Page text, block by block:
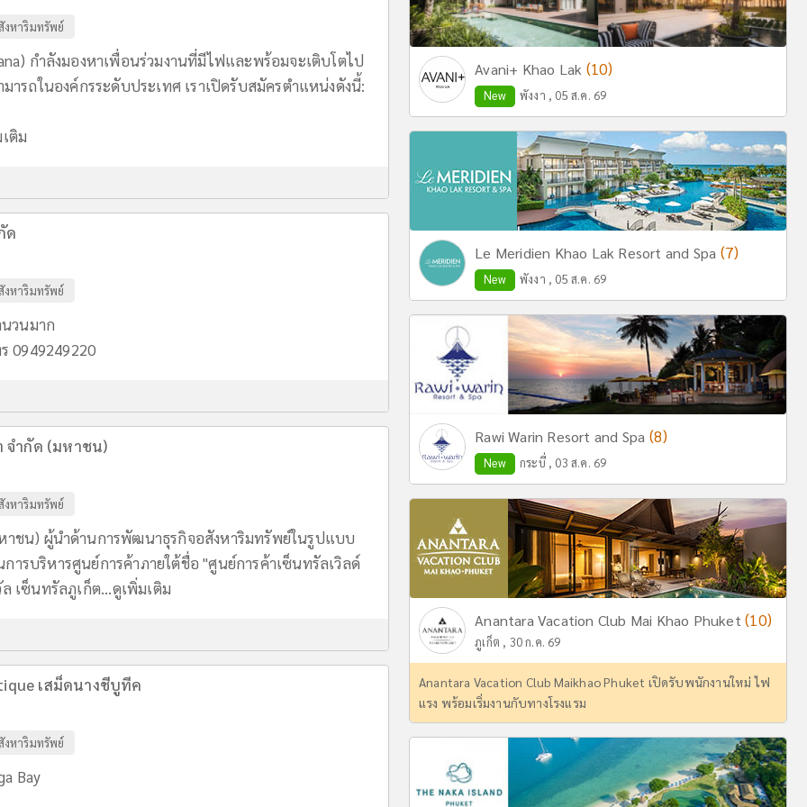
งหาริมทรัพย์
กำลังมองหาเพื่อนร่วมงานที่มีไฟและพร้อมจะเติบโตไป
ารถในองค์กรระดับประเทศ เราเปิดรับสมัครตำแหน่งดังนี้:
ติม
ด
งหาริมทรัพย์
วนมาก
0949249220
ำกัด (มหาชน)
งหาริมทรัพย์
ชน) ผู้นำด้านการพัฒนาธุรกิจอสังหาริมทรัพย์ในรูปแบบ
รบริหารศูนย์การค้าภายใต้ชื่อ "ศูนย์การค้าเซ็นทรัลเวิลด์
เซ็นทรัลภูเก็ต...ดูเพิ่มเติม
เสม็ดนางชีบูทีค
งหาริมทรัพย์
Bay
Avani+ Khao Lak (10)
New พังงา , 05 ส.ค. 69
Le Meridien Khao Lak Resort and Spa (7)
New พังงา , 05 ส.ค. 69
Rawi Warin Resort and Spa (8)
New กระบี่ , 03 ส.ค. 69
Anantara Vacation Club Mai Khao Phuket(10)
ภูเก็ต , 30 ก.ค. 69
Anantara Vacation Club Maikhao Phuket เปิดรับพนักงานใหม่ ไฟ
แรง พร้อมเริ่มงานกับทางโรงแรม